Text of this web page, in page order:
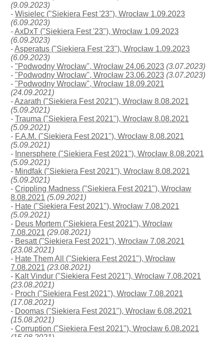
(9.09.2023)
-Wisielec ("Siekiera Fest '23"), Wrocław 1.09.2023
(6.09.2023)
-AxDxT ("Siekiera Fest '23"), Wrocław 1.09.2023
(6.09.2023)
-Asperatus ("Siekiera Fest '23"), Wrocław 1.09.2023
(6.09.2023)
-"Podwodny Wrocław", Wrocław 24.06.2023 (3.07.2023)
-"Podwodny Wrocław", Wrocław 23.06.2023 (3.07.2023)
-"Podwodny Wrocław", Wrocław 18.09.2021
(24.09.2021)
-Azarath ("Siekiera Fest 2021"), Wrocław 8.08.2021
(5.09.2021)
-Trauma ("Siekiera Fest 2021"), Wrocław 8.08.2021
(5.09.2021)
- F.A.M. ("Siekiera Fest 2021"), Wrocław 8.08.2021
(5.09.2021)
- Innersphere ("Siekiera Fest 2021"), Wrocław 8.08.2021
(5.09.2021)
- Mindfak ("Siekiera Fest 2021"), Wrocław 8.08.2021
(5.09.2021)
-Crippling Madness ("Siekiera Fest 2021"), Wrocław
8.08.2021 (5.09.2021)
- Hate ("Siekiera Fest 2021"), Wrocław 7.08.2021
(5.09.2021)
- Deus Mortem ("Siekiera Fest 2021"), Wrocław
7.08.2021 (29.08.2021)
- Besatt ("Siekiera Fest 2021"), Wrocław 7.08.2021
(23.08.2021)
- Hate Them All ("Siekiera Fest 2021"), Wrocław
7.08.2021 (23.08.2021)
- Kalt Vindur ("Siekiera Fest 2021"), Wrocław 7.08.2021
(23.08.2021)
- Proch ("Siekiera Fest 2021"), Wrocław 7.08.2021
(17.08.2021)
- Doomas ("Siekiera Fest 2021"), Wrocław 6.08.2021
(15.08.2021)
-Corruption ("Siekiera Fest 2021"), Wrocław 6.08.2021